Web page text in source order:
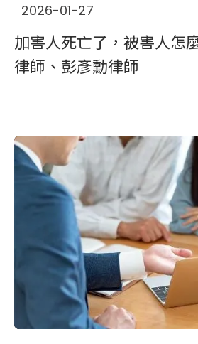
2026-01-27
加害人死亡了，被害人怎
律師、彭彥勳律師